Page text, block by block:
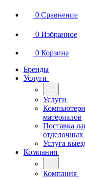
0 Сравнение
0 Избранное
0 Корзина
Бренды
Услуги
Услуги
материалов
Поставка
отделочных
Услуга
Компания
Компания